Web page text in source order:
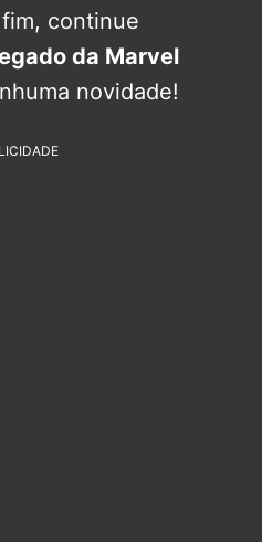
continue
da Marvel
novidade!